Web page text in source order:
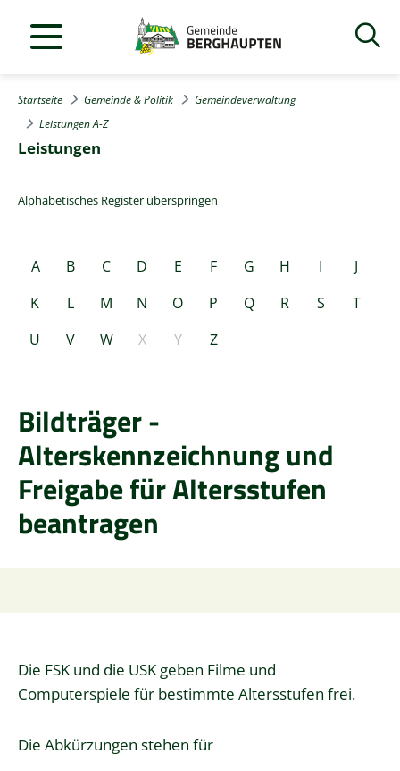
Startseite Gemeinde & Politik
Gemeindeverwaltung
Leistungen A-Z
Leistungen
Alphabetisches Register überspringen
A B C D E F G H I
J
K
L M N O P Q R S
T
U
V W X Y Z
Bildträger -
Alterskennzeichnung und
Freigabe für Altersstufen
beantragen
Die FSK und die USK geben Filme und
Computerspiele für bestimmte Altersstufen frei.
Die Abkürzungen stehen für